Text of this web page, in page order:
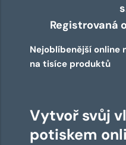
Registrovaná
Nejoblíbenější online
na tisíce produktů
Vytvoř svůj
potiskem